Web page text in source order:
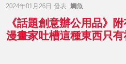
2024年01月26日 發表 :鯛魚
《話題創意辦公用品》
漫畫家吐槽這種東西只有